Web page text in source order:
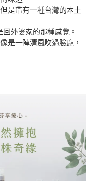
是帶有一種台灣的本土
外婆家的那種感覺。
是一陣清風吹過臉龐，